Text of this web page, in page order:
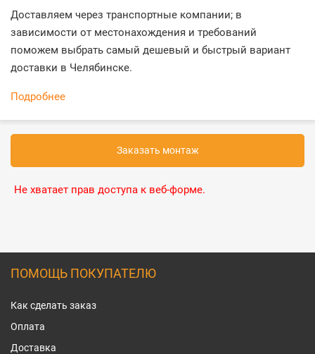
Доставляем через транспортные компании; в
зависимости от местонахождения и требований
поможем выбрать самый дешевый и быстрый вариант
доставки в Челябинске.
Подробнее
Заказать монтаж
Не хватает прав доступа к веб-форме.
ПОМОЩЬ ПОКУПАТЕЛЮ
Как сделать заказ
Оплата
Доставка